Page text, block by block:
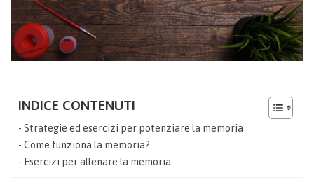
INDICE CONTENUTI
Strategie ed esercizi per potenziare la memoria
Come funziona la memoria?
Esercizi per allenare la memoria